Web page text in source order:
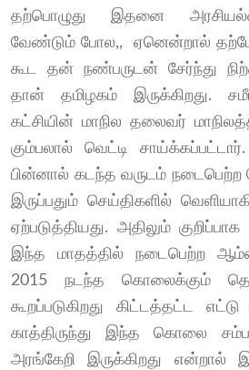
தற்பொழுது இதனை
வேண்டும் போல,, ஏனென்றால்
கூட தன் நண்பருடன் சேர்ந்து
தான் தமிழகம் இருக்கிறது.
கட்சியின் மாநில தலைவர்
கும்பலால் வெட்டி
பின்னால் கடந்த வருடம்
இருப்பதும் செய்திகளில்
ஏற்படுத்தியது. அதிலும்
இந்த மாதத்தில் நடைபெற்ற
2015 நடந்த கொலைக்கும்
கூறப்படுகிறது கிட்டத்தட்ட
காத்திருந்து இந்த கொலை
அரங்கேறி இருக்கிறது என்றால்